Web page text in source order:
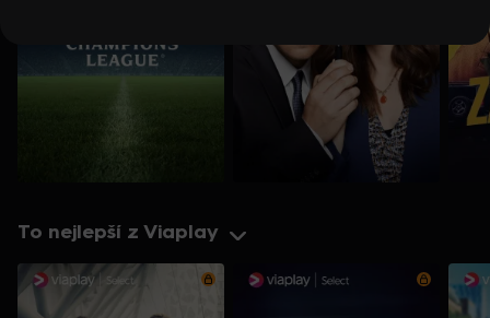
To nejlepší z Viaplay